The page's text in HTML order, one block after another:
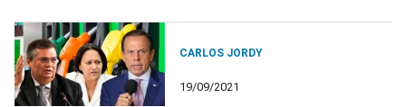
CARLOS JORDY
19/09/2021